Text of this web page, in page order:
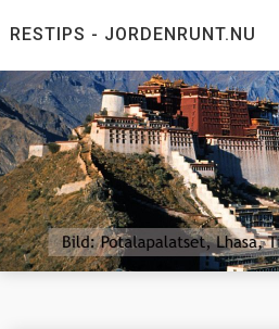
toRESTIPS - JORDENRUNT.NU
Jordenrunt.nu
Tusen Restips från hela världen